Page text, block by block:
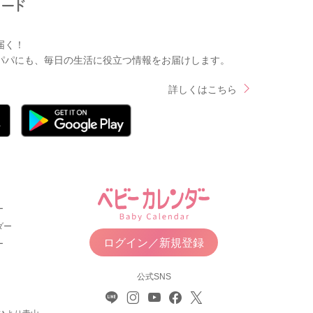
！
にも、毎日の生活に役立つ情報をお届けします。
詳しくはこちら
ー
ログイン／新規登録
公式SNS